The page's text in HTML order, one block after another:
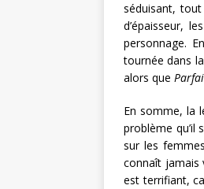
séduisant,
d’épaisseur,
personnage.
tournée dans
alors que
En somme, la
problème qu’il
sur les
connaît jamais
est terrifiant,